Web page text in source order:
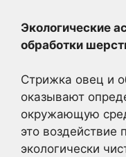
Экологические
обработки
Стрижка овец и
оказывают
окружающую
это воздействие
экологически